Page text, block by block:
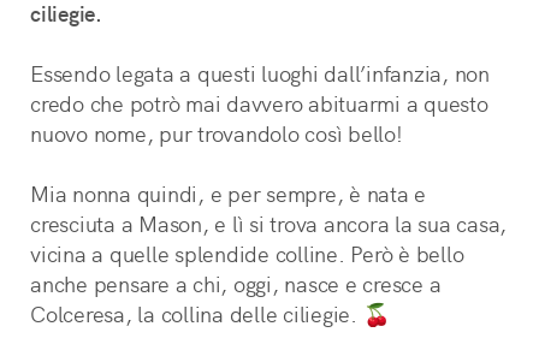
ciliegie.
Essendo legata a questi luoghi dall’infanzia, non
credo che potrò mai davvero abituarmi a questo
nuovo nome, pur trovandolo così bello!
Mia nonna quindi, e per sempre, è nata e
cresciuta a Mason, e lì si trova ancora la sua casa,
vicina a quelle splendide colline. Però è bello
anche pensare a chi, oggi, nasce e cresce a
Colceresa, la collina delle ciliegie. 🍒